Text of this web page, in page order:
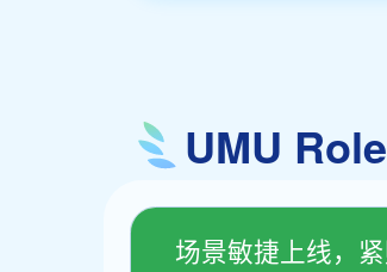
UMU
场景敏捷上线，